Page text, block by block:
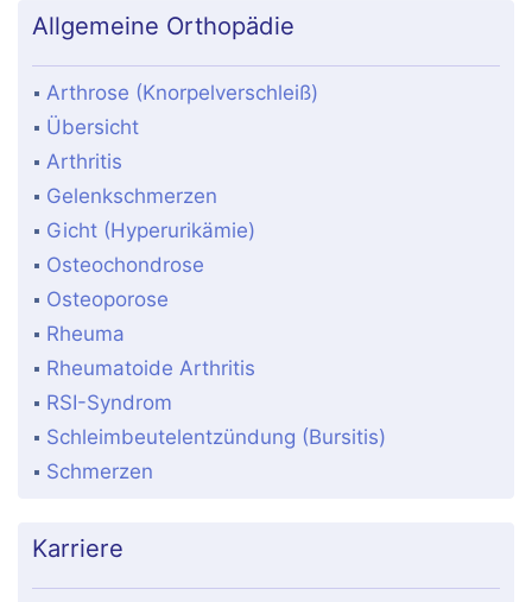
Allgemeine Orthopädie
Arthrose (Knorpelverschleiß)
Übersicht
Arthritis
Gelenkschmerzen
Gicht (Hyperurikämie)
Osteochondrose
Osteoporose
Rheuma
Rheumatoide Arthritis
RSI-Syndrom
Schleimbeutelentzündung (Bursitis)
Schmerzen
Karriere